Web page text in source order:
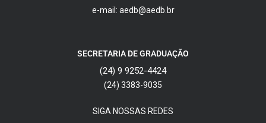
e-mail: aedb@aedb.br
SECRETARIA DE GRADUAÇÃO
(24) 9 9252-4424
(24) 3383-9035
SIGA NOSSAS REDES